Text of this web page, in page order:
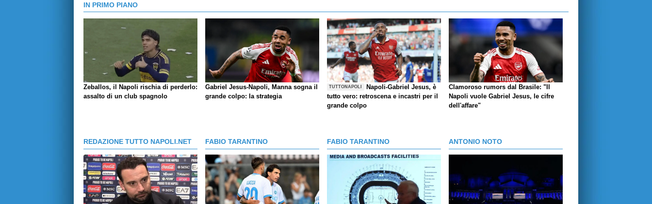
IN PRIMO PIANO
Zeballos, il Napoli rischia di perderlo:
assalto di un club spagnolo
Gabriel Jesus-Napoli, Manna sogna il
grande colpo: la strategia
TUTTONAPOLI
Napoli-Gabriel Jesus, è
tutto vero: retroscena e incastri per il
grande colpo
Clamoroso rumors dal Brasile: "Il
Napoli vuole Gabriel Jesus, le cifre
dell'affare"
REDAZIONE TUTTO NAPOLI.NET FABIO TARANTINO FABIO TARANTINO ANTONIO NOTO